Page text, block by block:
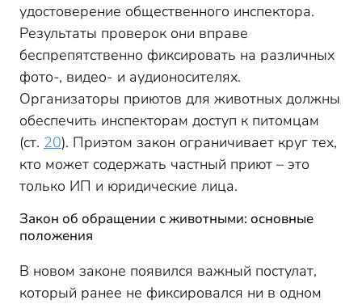
удостоверение общественного инспектора.
Результаты проверок они вправе
беспрепятственно фиксировать на различных
фото-, видео- и аудионосителях.
Организаторы приютов для животных должны
обеспечить инспекторам доступ к питомцам
(ст. 20). Приэтом закон ограничивает круг тех,
кто может содержать частный приют – это
только ИП и юридические лица.
Закон об обращении с животными: основные
положения
В новом законе появился важный постулат,
который ранее не фиксировался ни в одном